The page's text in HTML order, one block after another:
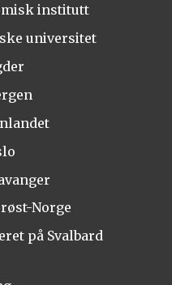
institutt
universitet
Norge
på Svalbard